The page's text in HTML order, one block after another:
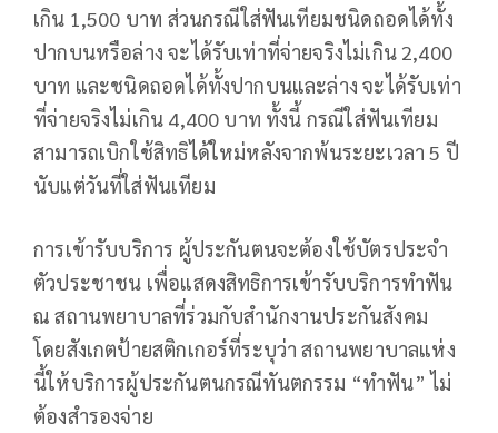
เกิน 1,500 บาท ส่วนกรณีใส่ฟันเทียมชนิดถอดได้ทั้ง
ปากบนหรือล่าง จะได้รับเท่าที่จ่ายจริงไม่เกิน 2,400
บาท และชนิดถอดได้ทั้งปากบนและล่าง จะได้รับเท่า
ที่จ่ายจริงไม่เกิน 4,400 บาท ทั้งนี้ กรณีใส่ฟันเทียม
สามารถเบิกใช้สิทธิได้ใหม่หลังจากพ้นระยะเวลา 5 ปี
นับแต่วันที่ใส่ฟันเทียม
การเข้ารับบริการ ผู้ประกันตนจะต้องใช้บัตรประจำ
ตัวประชาชน เพื่อแสดงสิทธิการเข้ารับบริการทำฟัน
ณ สถานพยาบาลที่ร่วมกับสำนักงานประกันสังคม
โดยสังเกตป้ายสติกเกอร์ที่ระบุว่า สถานพยาบาลแห่ง
นี้ให้บริการผู้ประกันตนกรณีทันตกรรม “ทำฟัน” ไม่
ต้องสำรองจ่าย